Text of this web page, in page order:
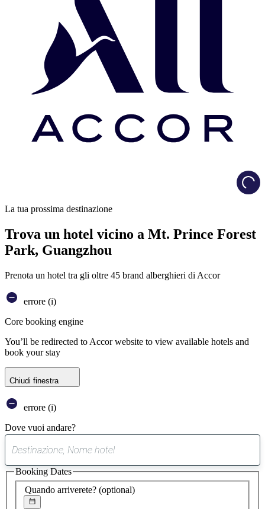
La tua prossima destinazione
Trova un hotel vicino a Mt. Prince Forest
Park, Guangzhou
Prenota un hotel tra gli oltre 45 brand alberghieri di Accor
errore (i)
Core booking engine
You’ll be redirected to Accor website to view available hotels and
book your stay
Chiudi finestra
errore (i)
Dove vuoi andare?
suggerimento
trovato
Quando arriverete? (optional)
Booking Dates